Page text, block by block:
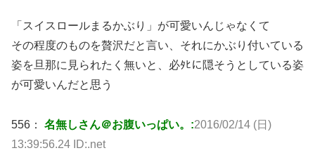
「スイスロールまるかぶり」が可愛いんじゃなくて
その程度のものを贅沢だと言い、それにかぶり付いている
姿を旦那に見られたく無いと、必ﾀﾋに隠そうとしている姿
が可愛いんだと思う
556： 名無しさん＠お腹いっぱい。:2016/02/14 (日)
13:39:56.24 ID:.net